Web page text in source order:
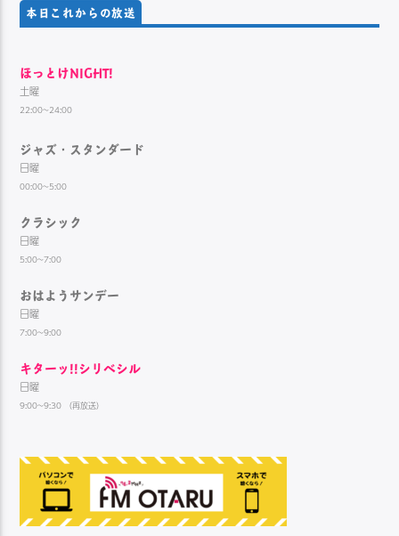
本日これからの放送
ほっとけNIGHT!
土曜
22:00~24:00
ジャズ・スタンダード
日曜
00:00~5:00
クラシック
日曜
5:00~7:00
おはようサンデー
日曜
7:00~9:00
キターッ!!シリベシル
日曜
9:00~9:30 （再放送）